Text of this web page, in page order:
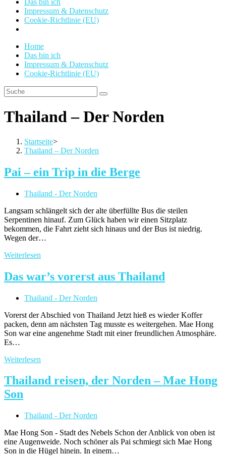
Das bin ich
Impressum & Datenschutz
Cookie-Richtlinie (EU)
Home
Das bin ich
Impressum & Datenschutz
Cookie-Richtlinie (EU)
Thailand – Der Norden
Startseite>
Thailand – Der Norden
Pai – ein Trip in die Berge
Beitrags-
Thailand - Der Norden
Langsam schlängelt sich der alte überfüllte Bus die steilen
Serpentinen hinauf. Zum Glück haben wir einen Sitzplatz
bekommen, die Fahrt zieht sich hinaus und der Bus ist niedrig.
Wegen der…
Weiterlesen
ein
Trip
die
Das war’s vorerst aus Thailand
Beitrags-
Thailand - Der Norden
Vorerst der Abschied von Thailand Jetzt hieß es wieder Koffer
packen, denn am nächsten Tag musste es weitergehen. Mae Hong
Son war eine angenehme Stadt mit einer freundlichen Atmosphäre.
Es…
Weiterlesen
vorerst
aus
Thailand reisen, der Norden – Mae Hong
Son
Beitrags-
Thailand - Der Norden
Mae Hong Son - Stadt des Nebels Schon der Anblick von oben ist
eine Augenweide. Noch schöner als Pai schmiegt sich Mae Hong
Son in die Hügel hinein. In einem…